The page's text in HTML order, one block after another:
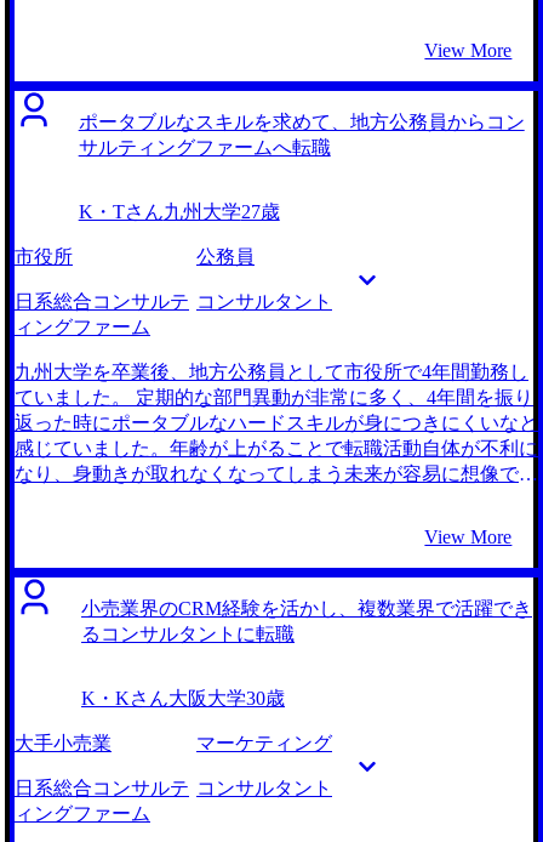
しく、毎回の選考対策でそれほど復習ができないこともあり
ましたが、大久保さんは粘り強くサポートをしてくれたの
で、自分も転職を成功させることで恩返ししようと頑張れま
した。 妥協せずに、自分でリサーチをしながらいいエージ
ェントさんに巡り合えたことです。コンサルティングファー
に求人数や知見が豊富でした。MyVisionさんでとても良いエ
転職を成功できたといっても過言ではないと思っています。
現職で忙しい時期に転職活動をしてしまったことです。現職
の繁忙期と重なったこともあり、対策に十分な時間を取るこ
とが大変でした。 それでも大久保さんは少ない時間で要点
を凝縮してアドバイスしてくれたおかげで、何とか乗り越え
ることができました。 転職前は年収550万円、転職後は年収
700万円になりました。 ユーザーヒアリング以外で、今まで
フロントに立ってお客様と話すことはなかったので、楽しみ
なこともある反面、成長しないといけないという思いに駆ら
体系の透明性がある組織だったので、いわゆる年功序列の色
が強い企業では自分の肌に合わないと思っていました。前職
のように年齢でなく実力を重視してくれるような企業に転職
したかったため、コンサルティングファームはいい意味で実
職を意識し始めました。 5社です。 転職を急いでいたわけで
はなかったので、まずは様々なエージェントの話を聞いてか
ら一番信頼できるところを選ぼうと決めていました。 その
中でMyVisionさんを選んだ一番の決め手は、メガベンチャー
からコンサルへの転職というまさに自分が試みようとしてい
のあったファームにも内定実績があり、サポートを受けたい
と強く感じました。 大久保さんは私のこれまでの経験をし
っかりと汲み取り、活躍できそうなポジションを紹介しても
らえたことがよかったです。前職に似たカルチャーの会社が
いいという難しいオーダーに対してしっかりと応えてくれま
に精通しているMyVisionだからこそ受けられたサポートだと
思います。 対策にしっかり時間をかけていたこともあり、
希望していたファームから複数内定をもらうことができまし
た。大久保さんのアドバイス通り油断せず準備した甲斐があ
りました。 大久保さんにフィードバックをいただく前の志
チームワークを全く考えていないようにも受け取られかねな
のの、もう少しチームリーダー時代の話を自分でも盛り込む
べきでした。 転職前は年収650万円、転職後は年収750万円
になりました。 自分のやりたいプロジェクトに入れるよう
に、まずは成果を出すことにこだわっていきたいです。コン
View More
ポータブルなスキルを求めて、地方公務員からコン
サルティングファームへ転職
K・Tさん九州大学27歳
市役所 公務員
日系総合コンサルテ
ィングファーム
コンサルタント
九州大学を卒業後、地方公務員として市役所で4年間勤務し
ていました。 定期的な部門異動が非常に多く、4年間を振り
返った時にポータブルなハードスキルが身につきにくいなと
感じていました。年齢が上がることで転職活動自体が不利に
なり、身動きが取れなくなってしまう未来が容易に想像でき
が得られる現場を探しており、所属する組織を問わず活躍で
きるスキルが欲しいと思っていたので、コンサルタントを第
一志望としていました。 5社です。 公務員からの支援実績が
豊富だったことは一つの決め手になりました。国家公務員で
た。他に話を聞いたエージェントの方からは、公務員という
部分がネガティブに働くということも言われていたので、実
績が豊富という点で転職活動に対して前向きになれました。
また初回の面談でコンサルティングファームについて非常に
わかりやすく説明いただき、頼りがいがあると思ったことも
View More
小売業界のCRM経験を活かし、複数業界で活躍でき
るコンサルタントに転職
K・Kさん大阪大学30歳
大手小売業 マーケティング
日系総合コンサルテ
ィングファーム
コンサルタント